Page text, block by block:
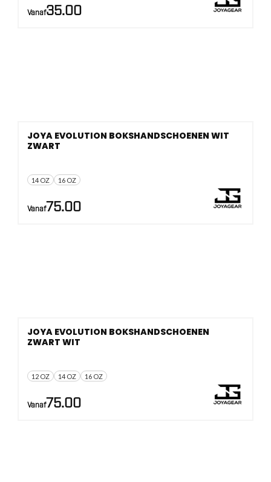
Vanaf35.00
14 OZ 16 OZ
JOYA EVOLUTION BOKSHANDSCHOENEN WIT
ZWART
Vanaf75.00
12 OZ 14 OZ 16 OZ
JOYA EVOLUTION BOKSHANDSCHOENEN
ZWART WIT
Vanaf75.00